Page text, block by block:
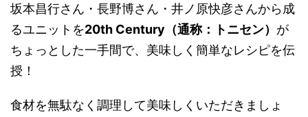
坂本昌行さん・長野博さん・井ノ原快彦さんから成
るユニットを20th Century（通称：トニセン） が
ちょっとした一手間で、美味しく簡単なレシピを伝
授！
食材を無駄なく調理して美味しくいただきましょ